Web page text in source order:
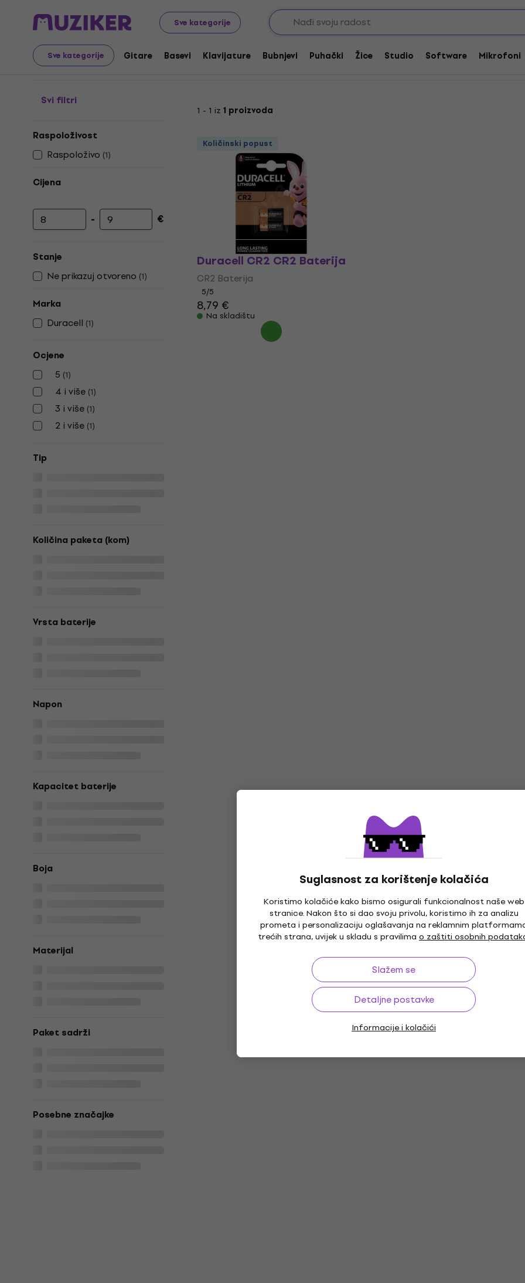
Sve kategorije
Sve kategorije Gitare Basevi Klavijature Bubnjevi Puhački Žice Studio Software Mikrofoni
Suglasnost za korištenje kolačića
Koristimo kolačiće kako bismo osigurali funkcionalnost naše web
stranice. Nakon što si dao svoju privolu, koristimo ih za analizu
prometa i personalizaciju oglašavanja na reklamnim
trećih strana, uvijek u skladu s pravilima o zaštiti osobnih
Slažem se
Detaljne postavke
Informacije i kolačići
Audio Video Tech Baterije CR2 Baterije
CR2 Baterije
Svi filtri
Raspoloživost
Raspoloživo (1)
Cijena
Najniža cijena
- Najviša cijena
€
Stanje
Ne prikazuj otvoreno (1)
Marka
Duracell (1)
Ocjene
5 (1)
4 i više (1)
3 i više (1)
2 i više (1)
Tip
Količina paketa (kom)
Vrsta baterije
Napon
Kapacitet baterije
Boja
Materijal
Paket sadrži
Posebne značajke
1 - 1 iz 1 proizvoda
Količinski popust
Duracell CR2 CR2 Baterija
CR2 Baterija
5/5
8,79 €
Na skladištu